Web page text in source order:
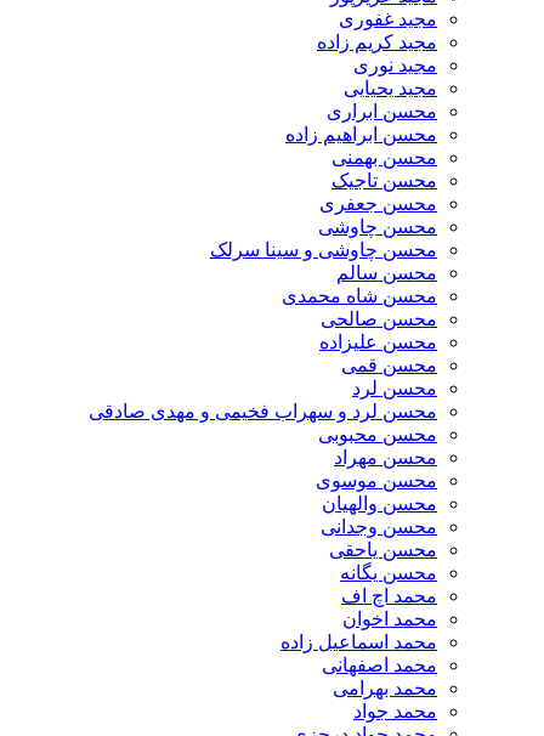
مجید غفوری
مجید کریم زاده
مجید نوری
مجید یحیایی
محسن ابراری
محسن ابراهیم زاده
محسن بهمنی
محسن تاجیک
محسن جعفری
محسن چاوشی
محسن چاوشی و سینا سرلک
محسن سالم
محسن شاه محمدی
محسن صالحی
محسن علیزاده
محسن قمی
محسن لرد
محسن لرد و سهراب فخیمی و مهدی صادقی
محسن محبوبی
محسن مهراد
محسن موسوی
محسن والهیان
محسن وجدانی
محسن یاحقی
محسن یگانه
محمد اچ اف
محمد اخوان
محمد اسماعیل زاده
محمد اصفهانی
محمد بهرامی
محمد جواد